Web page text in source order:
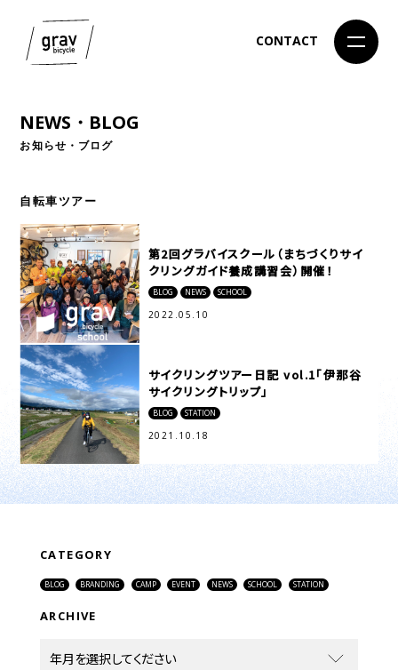
CONTACT
NEWS・BLOG
お知らせ・ブログ
自転車ツアー
第2回グラバイスクール（まちづくりサイ
クリングガイド養成講習会）開催！
BLOG NEWS SCHOOL
2022.05.10
サイクリングツアー日記 vol.1「伊那谷
サイクリングトリップ」
BLOG STATION
2021.10.18
CATEGORY
BLOG BRANDING CAMP EVENT NEWS SCHOOL STATION
ARCHIVE